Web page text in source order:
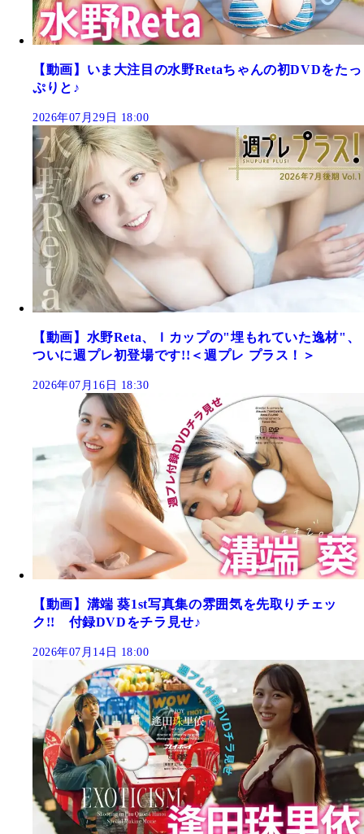
【動画】いま大注目の水野Retaちゃんの初DVDをたっ
ぷりと♪
2026年07月29日 18:00
【動画】水野Reta、Ｉカップの"埋もれていた逸材"、
ついに週プレ初登場です!!＜週プレ プラス！＞
2026年07月16日 18:30
【動画】溝端 葵1st写真集の雰囲気を先取りチェッ
ク!! 付録DVDをチラ見せ♪
2026年07月14日 18:00